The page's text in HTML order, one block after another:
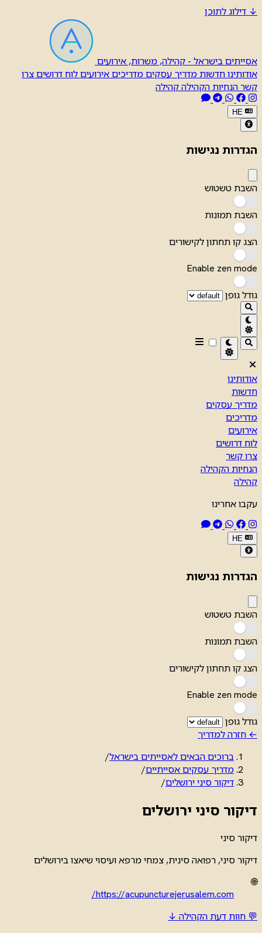
↓ דילוג לתוכן
אסייתים בישראל - קהילה, משרות, אירועים
אודותינוחדשות מדריך עסקיםמדריכיםאירועיםלוח דרושיםצרו
קשרהנחיות הקהילהקהילה
HE
הגדרות נגישות
השבת טשטוש
השבת תמונות
הצג קו תחתון לקישורים
Enable zen mode
גודל גופן
אודותינו
חדשות
מדריך עסקים
מדריכים
אירועים
לוח דרושים
צרו קשר
הנחיות הקהילה
קהילה
עקבו אחרינו
HE
הגדרות נגישות
השבת טשטוש
השבת תמונות
הצג קו תחתון לקישורים
Enable zen mode
גודל גופן
← חזרה למדריך
ברוכים הבאים לאסייתים בישראל/
מדריך עסקים אסייתיים/
דיקור סיני ירושלים/
דיקור סיני ירושלים
דיקור סיני
דיקור סיני, רפואה סינית, צמחי מרפא ועיסוי שיאצו בירושלים
🌐
https://acupuncturejerusalem.com/
💬 חוות דעת הקהילה ↓